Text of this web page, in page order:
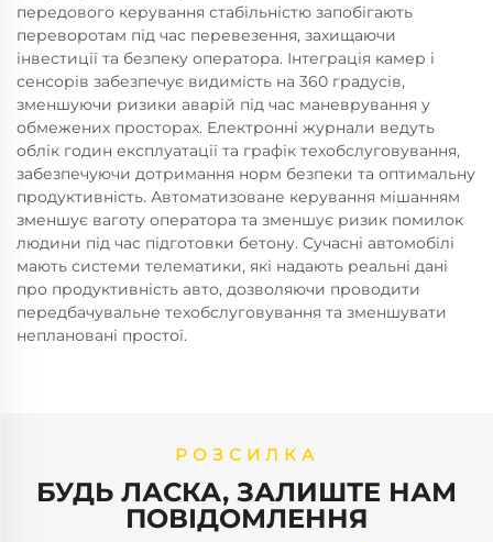
передового керування стабільністю запобігають
переворотам під час перевезення, захищаючи
інвестиції та безпеку оператора. Інтеграція камер і
сенсорів забезпечує видимість на 360 градусів,
зменшуючи ризики аварій під час маневрування у
обмежених просторах. Електронні журнали ведуть
облік годин експлуатації та графік техобслуговування,
забезпечуючи дотримання норм безпеки та оптимальну
продуктивність. Автоматизоване керування мішанням
зменшує ваготу оператора та зменшує ризик помилок
людини під час підготовки бетону. Сучасні автомобілі
мають системи телематики, які надають реальні дані
про продуктивність авто, дозволяючи проводити
передбачувальне техобслуговування та зменшувати
неплановані простої.
РОЗСИЛКА
БУДЬ ЛАСКА, ЗАЛИШТЕ НАМ
ПОВІДОМЛЕННЯ